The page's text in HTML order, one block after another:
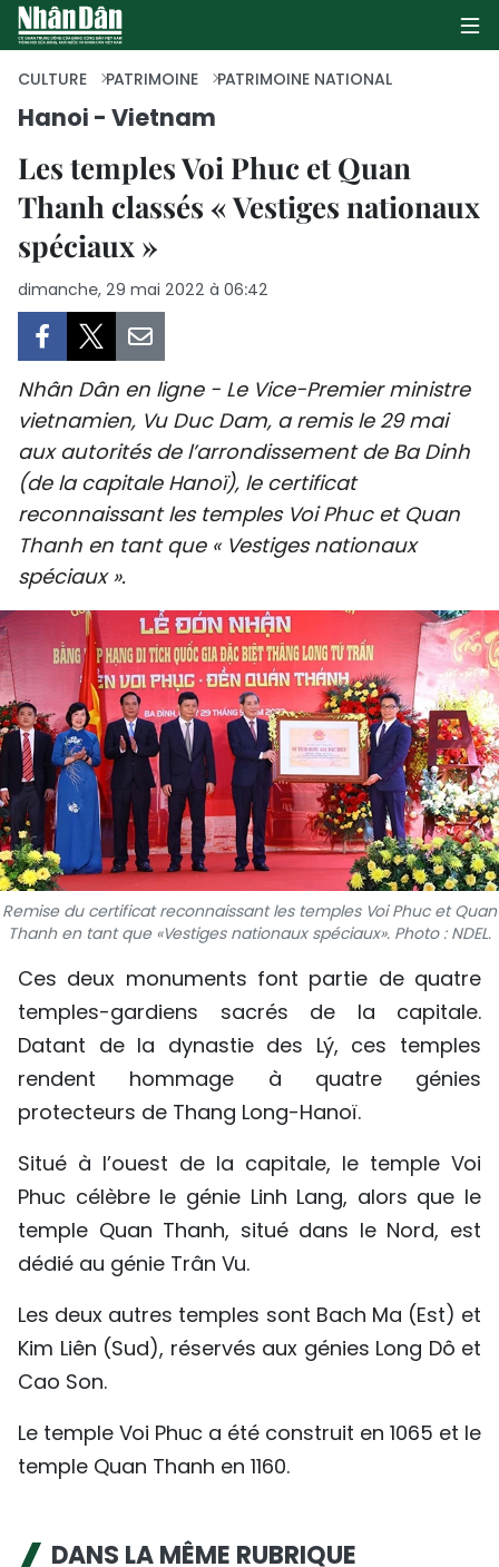
PAGE D'ACCUEIL
POLITIQUE
TOURISME
ENVIRONNEMENT
SPORT
PAYS NATAL
INTERNATIONAL
MÉGASTORIE
INFOGRAPHIE
PHOTO
VIDÉO
À PROPOS DU "PEUPLE"
TIẾNG VIỆT
ENGLISH
РУССКИЙ
ESPAÑOL
CULTURE PATRIMOINE PATRIMOINE NATIONAL
Hanoi - Vietnam
Les temples Voi Phuc et Quan
Thanh classés « Vestiges nationaux
spéciaux »
dimanche, 29 mai 2022 à 06:42
Nhân Dân en ligne - Le Vice-Premier ministre
vietnamien, Vu Duc Dam, a remis le 29 mai
aux autorités de l’arrondissement de Ba Dinh
(de la capitale Hanoï), le certificat
reconnaissant les temples Voi Phuc et Quan
Thanh en tant que « Vestiges nationaux
spéciaux ».
Remise du certificat reconnaissant les temples Voi Phuc et Quan
Thanh en tant que «Vestiges nationaux spéciaux». Photo : NDEL.
Ces deux monuments font partie de quatre
temples-gardiens sacrés de la capitale.
Datant de la dynastie des Lý, ces temples
rendent hommage à quatre génies
protecteurs de Thang Long-Hanoï.
Situé à l’ouest de la capitale, le temple Voi
Phuc célèbre le génie Linh Lang, alors que le
temple Quan Thanh, situé dans le Nord, est
dédié au génie Trân Vu.
Les deux autres temples sont Bach Ma (Est) et
Kim Liên (Sud), réservés aux génies Long Dô et
Cao Son.
Le temple Voi Phuc a été construit en 1065 et le
temple Quan Thanh en 1160.
DANS LA MÊME RUBRIQUE